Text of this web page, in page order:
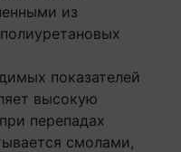
из
показателей
высокую
перепадах
смолами,